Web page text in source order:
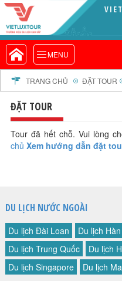
MENU
VIETLUXTOUR.COM
TOUR CAO CẤP ĐỘC LẠ
TOUR TRONG NƯỚC
TOUR NƯỚC NGOÀI
TOUR KHỞI HÀNH TỪ HÀ NỘI
TOUR KHỞI HÀNH TỪ ĐÀ NẴNG
TOUR KHỞI HÀNH TỪ CẦN THƠ
TOUR ĐOÀN - M.I.C.E
GIỚI THIỆU
PROFILE EN
THƯ KHEN VIETLUXTOUR
HỘP THƯ GÓP Ý
TRANG CHỦ ĐẶT TOUR
ĐẶT TOUR
Tour đã hết chỗ. Vui lòng
chủ Xem hướng dẫn đặt
DU LỊCH NƯỚC NGOÀI
Du lịch Đài Loan Du lịch
Du lịch Trung Quốc
Du lịch
Du lịch Singapore
Du lịch